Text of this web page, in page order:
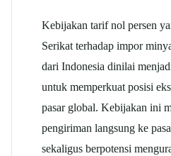
Kebijakan tarif nol persen
Serikat terhadap impor
dari Indonesia dinilai
untuk memperkuat posisi
pasar global. Kebijakan ini
pengiriman langsung ke
sekaligus berpotensi